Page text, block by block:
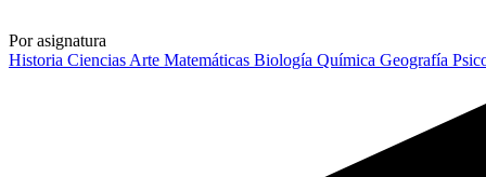
Por asignatura
Historia Ciencias Arte Matemáticas Biología Química Geografía